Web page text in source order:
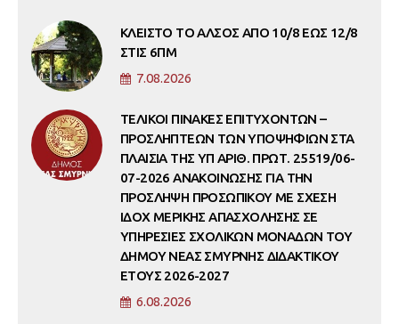
ΚΛΕΙΣΤΟ ΤΟ ΑΛΣΟΣ ΑΠΟ 10/8 ΕΩΣ 12/8
ΣΤΙΣ 6ΠΜ
7.08.2026
ΤΕΛΙΚΟΙ ΠΙΝΑΚΕΣ ΕΠΙΤΥΧΟΝΤΩΝ –
ΠΡΟΣΛΗΠΤΕΩΝ ΤΩΝ ΥΠΟΨΗΦΙΩΝ ΣΤΑ
ΠΛΑΙΣΙΑ ΤΗΣ ΥΠ ΑΡΙΘ. ΠΡΩΤ. 25519/06-
07-2026 ΑΝΑΚΟΙΝΩΣΗΣ ΓΙΑ ΤΗΝ
ΠΡΟΣΛΗΨΗ ΠΡΟΣΩΠΙΚΟΥ ΜΕ ΣΧΕΣΗ
ΙΔΟΧ ΜΕΡΙΚΗΣ ΑΠΑΣΧΟΛΗΣΗΣ ΣΕ
ΥΠΗΡΕΣΙΕΣ ΣΧΟΛΙΚΩΝ ΜΟΝΑΔΩΝ ΤΟΥ
ΔΗΜΟΥ ΝΕΑΣ ΣΜΥΡΝΗΣ ΔΙΔΑΚΤΙΚΟΥ
ΕΤΟΥΣ 2026-2027
6.08.2026